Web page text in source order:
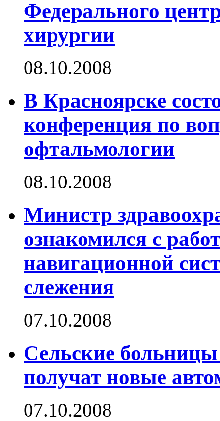
Федерального
хирургии
08.10.2008
В Красноярске
конференция по
офтальмологии
08.10.2008
Министр
ознакомился с
навигационной
слежения
07.10.2008
Сельские
получат новые
07.10.2008